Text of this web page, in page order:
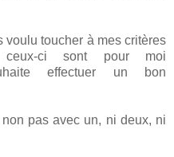
voulu toucher à mes critères
ceux-ci sont pour moi
effectuer un bon
pas avec un, ni deux, ni